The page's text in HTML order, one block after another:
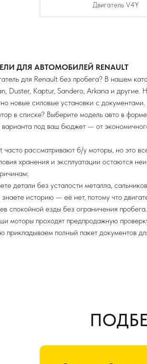
Двигатель V4Y
ДЛЯ АВТОМОБИЛЕЙ RENAULT
для Renault без пробега? В нашем
Duster, Kaptur, Sandero, Arkana и другие.
новые силовые установки с документами.
в списке? Выберите модель авто в
под ваш бюджет — от
часто рассматривают б/у моторы, но это
хранения и эксплуатации остаются
детали без усталости металла,
историю — её нет, потому что
спокойной езды без ограничения пробега.
моторы проходят предпродажную
прикладываем полный пакет документов